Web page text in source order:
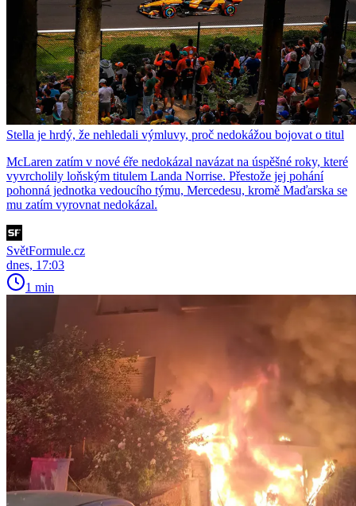
Stella je hrdý, že nehledali výmluvy, proč nedokážou bojovat o titul
McLaren zatím v nové éře nedokázal navázat na úspěšné roky, které
vyvrcholily loňským titulem Landa Norrise. Přestože jej pohání
pohonná jednotka vedoucího týmu, Mercedesu, kromě Maďarska se
mu zatím vyrovnat nedokázal.
SvětFormule.cz
dnes, 17:03
1 min